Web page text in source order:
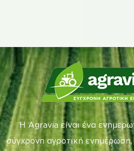
Η Agravia είναι ένα
σύγχρονη αγροτική ενημέρωση,